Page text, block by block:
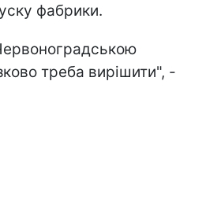
фабрики.
треба вирішити", -